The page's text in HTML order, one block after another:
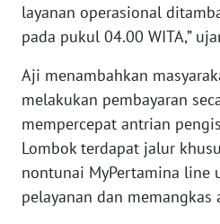
layanan operasional
pada pukul 04.00 WITA,”
Aji menambahkan
melakukan pembayaran
mempercepat antrian
Lombok terdapat jalur
nontunai MyPertamina line
pelayanan dan memangkas
WN
JATIM
BALI
WN
KALBAR